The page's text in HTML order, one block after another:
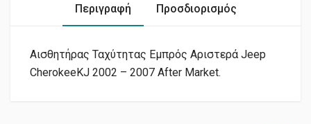
Περιγραφή Προσδιορισμός
Αισθητήρας Ταχύτητας Εμπρός Αριστερά Jeep
CherokeeKJ 2002 – 2007 After Market.